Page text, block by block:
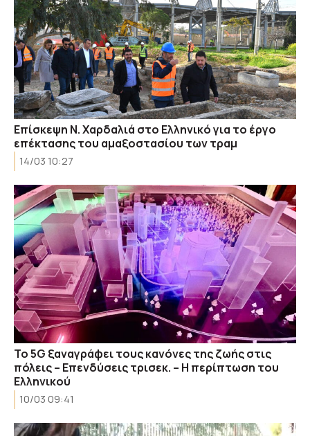
Eπίσκεψη Ν. Χαρδαλιά στο Ελληνικό για το έργο
επέκτασης του αμαξοστασίου των τραμ
14/03 10:27
Το 5G ξαναγράφει τους κανόνες της ζωής στις
πόλεις – Επενδύσεις τρισεκ. – Η περίπτωση του
Ελληνικού
10/03 09:41